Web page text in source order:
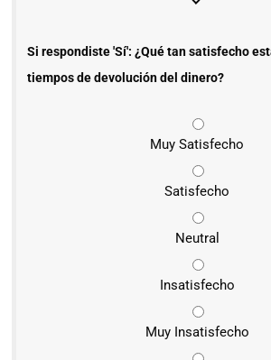
Si respondiste 'Sí': ¿Qué tan satisfecho
tiempos de devolución del dinero?
Muy Satisfecho
Satisfecho
Neutral
Insatisfecho
Muy Insatisfecho